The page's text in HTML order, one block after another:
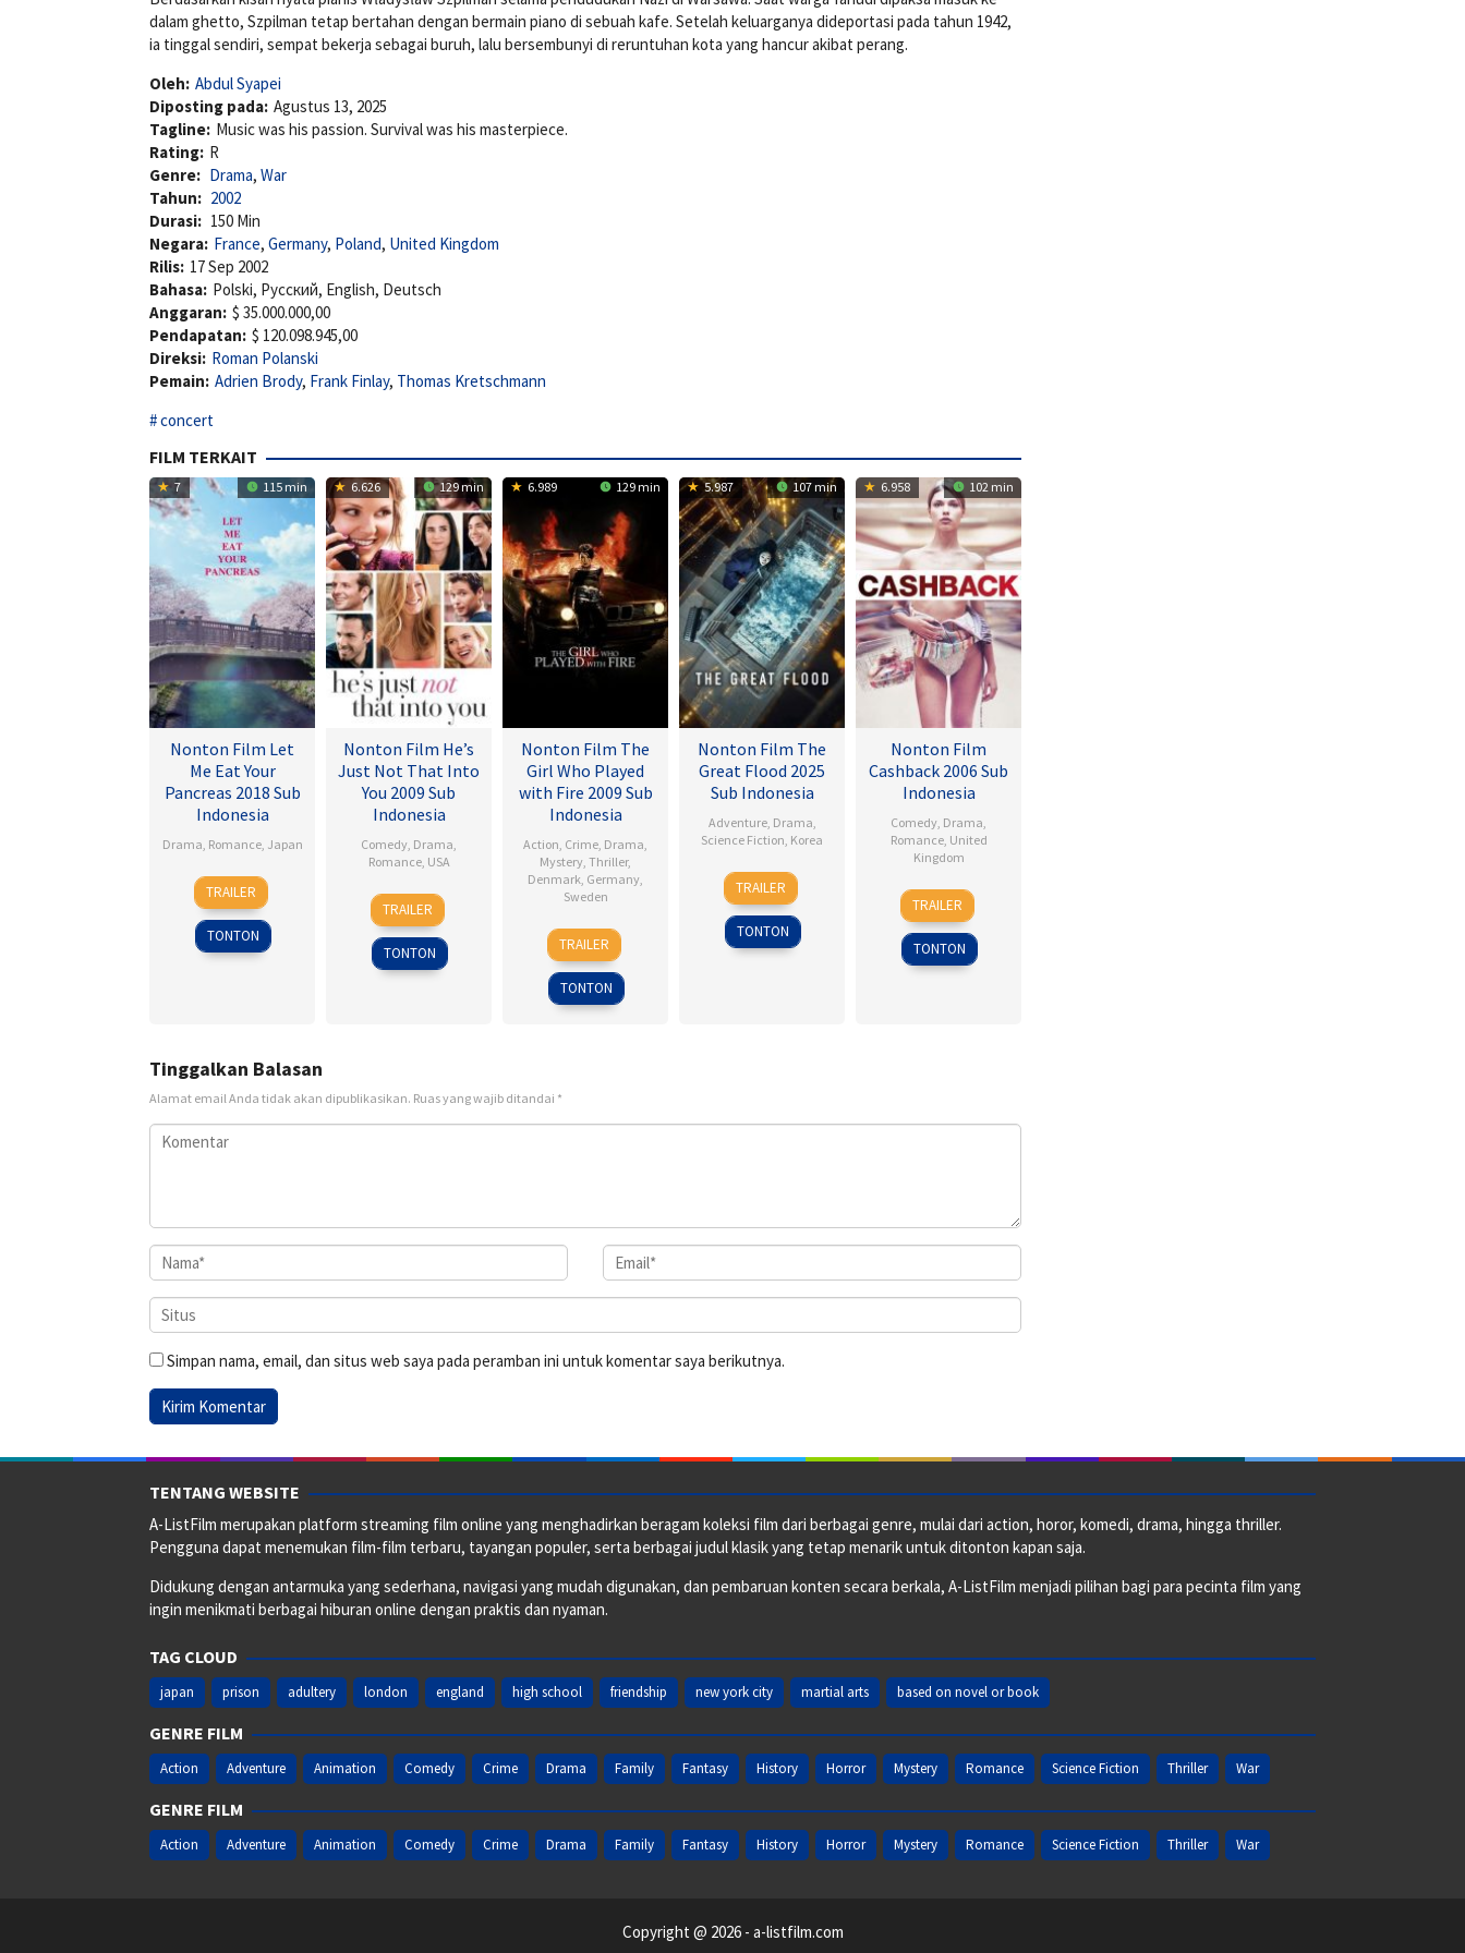
dalam ghetto, Szpilman tetap bertahan dengan bermain piano di sebuah kafe. Setelah keluarganya dideportasi pada tahun 1942,
ia tinggal sendiri, sempat bekerja sebagai buruh, lalu bersembunyi di reruntuhan kota yang hancur akibat perang.
Oleh: Abdul Syapei
Diposting pada: Agustus 13, 2025
Tagline: Music was his passion. Survival was his masterpiece.
Rating: R
Genre: Drama, War
Tahun: 2002
Durasi: 150 Min
Negara: France, Germany, Poland, United Kingdom
Rilis: 17 Sep 2002
Bahasa: Polski, Pусский, English, Deutsch
Anggaran: $ 35.000.000,00
Pendapatan: $ 120.098.945,00
Direksi: Roman Polanski
Pemain: Adrien Brody, Frank Finlay, Thomas Kretschmann
concert
FILM TERKAIT
7 115 min
Nonton Film Let
Me Eat Your
Pancreas 2018 Sub
Indonesia
Drama Romance, Japan
28
Jul
2017
Sho
Tsukikawa
TRAILER
TONTON
6.626 129 min
Nonton Film He’s
Just Not That Into
You 2009 Sub
Indonesia
Comedy Drama
Romance, USA
6
Feb
2009
Ken
Kwapis
TRAILER
TONTON
6.989 129 min
Nonton Film The
Girl Who Played
with Fire 2009 Sub
Indonesia
Action Crime Drama
Mystery Thriller,
Denmark Germany
Sweden
18
Sep
2009
Daniel
Alfredson
TRAILER
TONTON
5.987 107 min
Nonton Film The
Great Flood 2025
Sub Indonesia
Adventure, Drama
Science Fiction Korea
18
Sep
2025
Kim
Byung-
woo
TRAILER
TONTON
6.958 102 min
Nonton Film
Cashback 2006 Sub
Indonesia
Comedy Drama
Romance, United
Kingdom
17
Jan
2007
Sean
Ellis
TRAILER
TONTON
Tinggalkan Balasan
Alamat email Anda tidak akan dipublikasikan. Ruas yang wajib ditandai *
Simpan nama, email, dan situs web saya pada peramban ini untuk komentar saya berikutnya.
TENTANG WEBSITE
A-ListFilm merupakan platform streaming film online yang menghadirkan beragam koleksi film dari berbagai genre, mulai dari action, horor, komedi, drama, hingga thriller.
Pengguna dapat menemukan film-film terbaru, tayangan populer, serta berbagai judul klasik yang tetap menarik untuk ditonton kapan saja.
Didukung dengan antarmuka yang sederhana, navigasi yang mudah digunakan, dan pembaruan konten secara berkala, A-ListFilm menjadi pilihan bagi para pecinta film yang
ingin menikmati berbagai hiburan online dengan praktis dan nyaman.
TAG CLOUD
japan prison adultery london england high school friendship new york city martial arts based on novel or book
GENRE FILM
Action Adventure Animation Comedy Crime Drama Family Fantasy History Horror Mystery Romance Science Fiction Thriller War
GENRE FILM
Action Adventure Animation Comedy Crime Drama Family Fantasy History Horror Mystery Romance Science Fiction Thriller War
Copyright @ 2026 - a-listfilm.com